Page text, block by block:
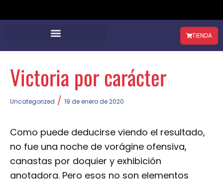
TIENDA
Victoria por carácter
Uncategorized / 19 de enero de 2020
Como puede deducirse viendo el resultado,
no fue una noche de vorágine ofensiva,
canastas por doquier y exhibición
anotadora. Pero esos no son elementos